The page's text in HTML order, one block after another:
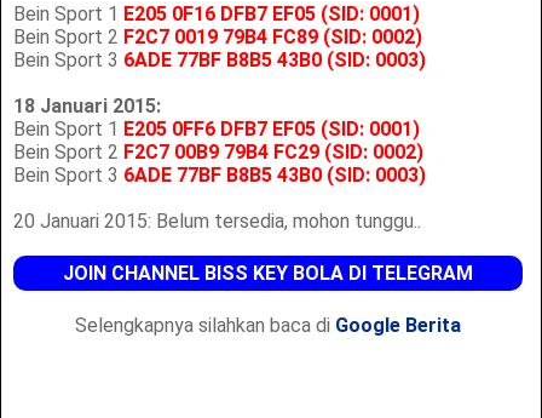
Bein Sport 1 E205 0F16 DFB7 EF05 (SID: 0001)
Bein Sport 2 F2C7 0019 79B4 FC89 (SID: 0002)
Bein Sport 3 6ADE 77BF B8B5 43B0 (SID: 0003)
18 Januari 2015:
Bein Sport 1 E205 0FF6 DFB7 EF05 (SID: 0001)
Bein Sport 2 F2C7 00B9 79B4 FC29 (SID: 0002)
Bein Sport 3 6ADE 77BF B8B5 43B0 (SID: 0003)
20 Januari 2015: Belum tersedia, mohon tunggu..
JOIN CHANNEL BISS KEY BOLA DI TELEGRAM
Selengkapnya silahkan baca di Google Berita